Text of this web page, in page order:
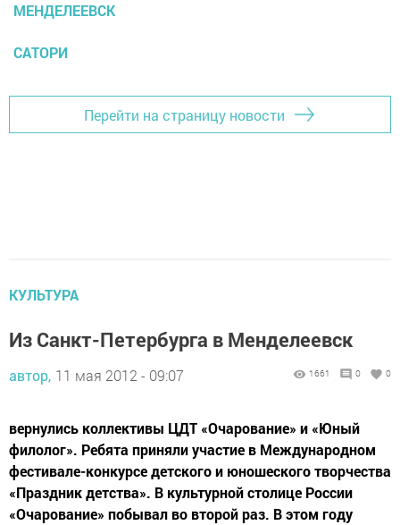
МЕНДЕЛЕЕВСК
САТОРИ
Перейти на страницу новости
КУЛЬТУРА
Из Санкт-Петербурга в Менделеевск
автор, 11 мая 2012 - 09:07 1661 0 0
вернулись коллективы ЦДТ «Очарование» и «Юный
филолог». Ребята приняли участие в Международном
фестивале-конкурсе детского и юношеского творчества
«Праздник детства». В культурной столице России
«Очарование» побывал во второй раз. В этом году